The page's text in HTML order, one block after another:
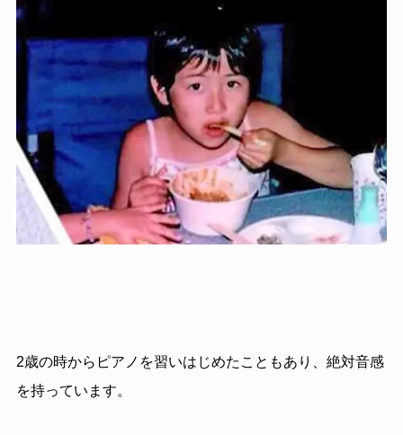
2歳の時からピアノを習いはじめたこともあり、絶対音感
を持っています。